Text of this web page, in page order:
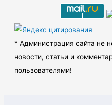
ы
* Администрация сайта не
новости, статьи и
пользователями!